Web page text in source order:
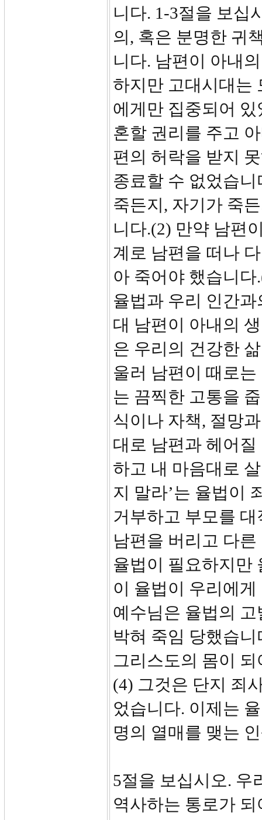
니다. 1-3절을 보십
의, 혹은 분명한 귀
니다. 남편이 아내
하지만 고대시대는
에게만 집중되어
혼할 권리를 주고
편의 허락을 받지
종료할 수 없었습
죽든지, 자기가 죽
니다.(2) 만약 남편
계로 남편을 떠나
아 죽어야 했습니다
율법과 우리 인간
대 남편이 아내의
은 우리의 건강한
울러 남편이 때로
는 끔찍한 고통을
식이나 자책, 절망
대로 남편과 헤어
하고 내 마음대로
지 말라’는 율법이
거부하고 부모를
남편을 버리고 다
율법이 필요하지만
이 율법이 우리에
예수님은 율법의
박혀 죽임 당했습
그리스도의 몸이
(4) 그것은 단지 죄
었습니다. 이제는
명의 열매를 맺는
5절을 보십시오. 우
역사하는 통로가